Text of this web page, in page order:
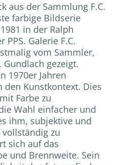
aus der Sammlung F.C.
farbige Bildserie
in der Ralph
Galerie F.C.
vom Sammler,
Gundlach gezeigt.
1970er Jahren
Kunstkontext. Dies
Farbe zu
Wahl einfacher und
ihm, subjektive und
zu
sich auf das
und Brennweite. Sein